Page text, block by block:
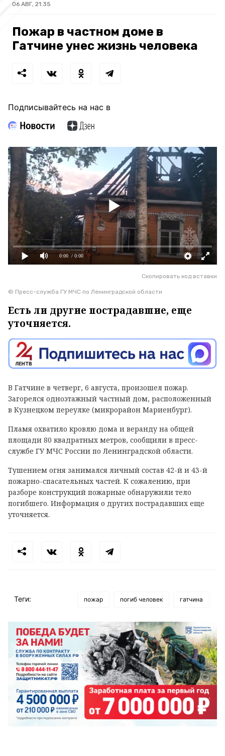
06 АВГ, 21:35
Пожар в частном доме в
Гатчине унес жизнь человека
Подписывайтесь на нас в
0:00 / 0:00
Скопировать код вставки
© Пресс-служба ГУ МЧС по Ленинградской области
Есть ли другие пострадавшие, еще
уточняется.
В Гатчине в четверг, 6 августа, произошел пожар.
Загорелся одноэтажный частный дом, расположенный
в Кузнецком переулке (микрорайон Мариенбург).
Пламя охватило кровлю дома и веранду на общей
площади 80 квадратных метров, сообщили в пресс-
службе ГУ МЧС России по Ленинградской области.
Тушением огня занимался личный состав 42-й и 43-й
пожарно-спасательных частей. К сожалению, при
разборе конструкций пожарные обнаружили тело
погибшего. Информация о других пострадавших еще
уточняется.
Теги: пожар погиб человек гатчина